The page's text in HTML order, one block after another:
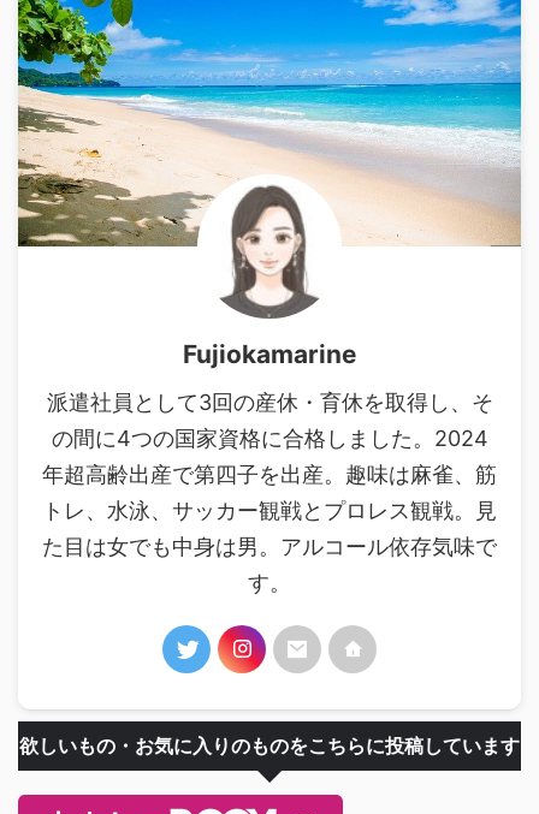
Fujiokamarine
派遣社員として3回の産休・育休を取得し、そ
の間に4つの国家資格に合格しました。2024
年超高齢出産で第四子を出産。趣味は麻雀、筋
トレ、水泳、サッカー観戦とプロレス観戦。見
た目は女でも中身は男。アルコール依存気味で
す。
欲しいもの・お気に入りのものをこちらに投稿しています